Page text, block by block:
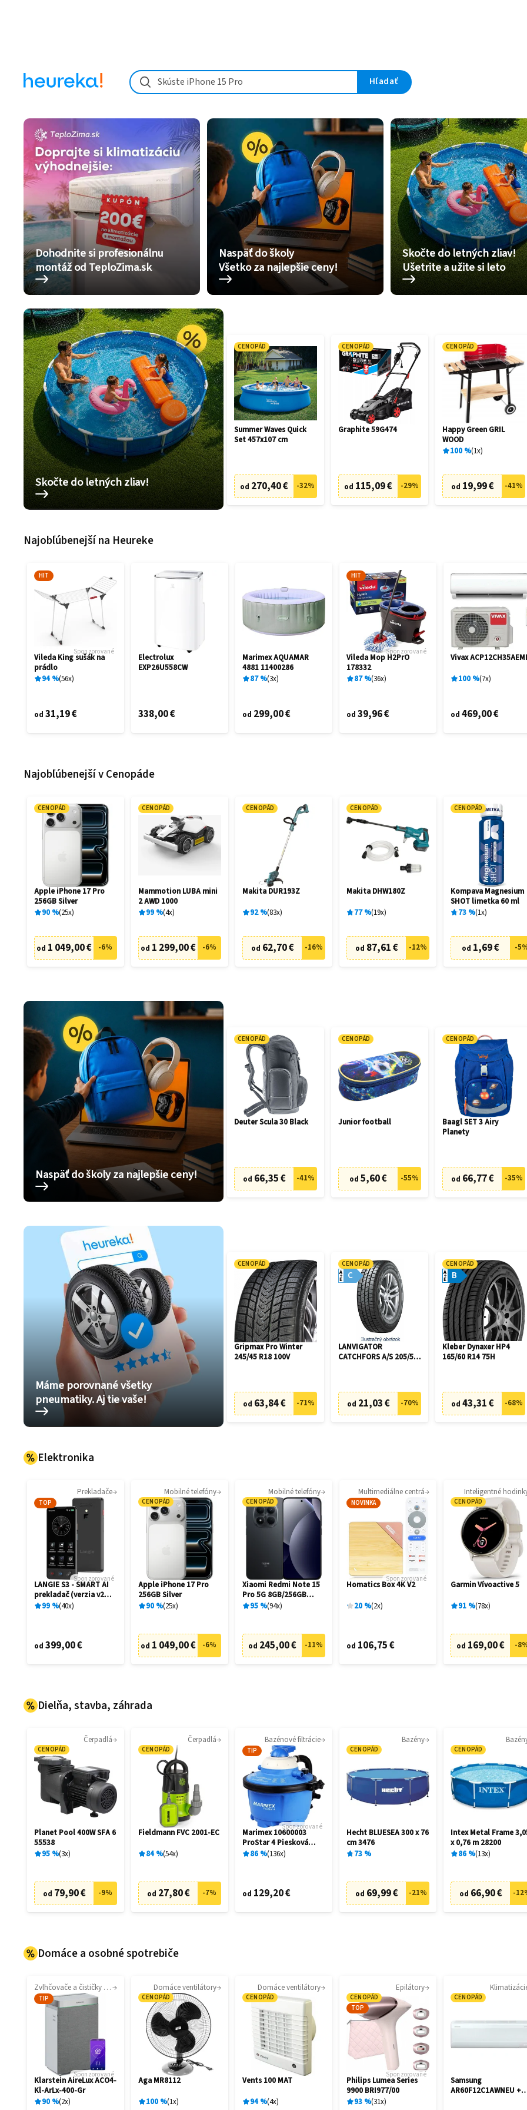
Skúste iPhone 15 Pro Hľadať
Dohodnite si profesionálnu
montáž od TeploZima.sk
Naspäť do školy
Všetko za najlepšie ceny!
Skočte do letných zliav!
Ušetrite a užite si leto
Skočte do letných zliav!
CENOPÁD
Summer Waves Quick
Set 457x107 cm
od 270,40 € -32%
CENOPÁD
Graphite 59G474
od 115,09 € -29%
CENOPÁD
Happy Green GRIL
WOOD
100 % 1x
od 19,99 € -41%
Najobľúbenejší na Heureke
HIT
Sponzorované
Vileda King sušák na
prádlo
94% 56x
od 31,19 €
Electrolux
EXP26U558CW
338,00 €
Marimex AQUAMAR
4881 11400286
87% 3x
od 299,00 €
HIT
Sponzorované
Vileda Mop H2PrO
178332
87% 36x
od 39,96 €
Vivax ACP12CH35AEMI
100 % 7x
od 469,00 €
Najobľúbenejší v Cenopáde
CENOPÁD
Apple iPhone 17 Pro
256GB Silver
90 % 25x
od 1 049,00 € -6%
CENOPÁD
Mammotion LUBA mini
2 AWD 1000
99 % 4x
od 1 299,00 € -6%
CENOPÁD
Makita DUR193Z
92% 83x
od 62,70 € -16%
CENOPÁD
Makita DHW180Z
77% 19x
od 87,61 € -12%
CENOPÁD
Kompava Magnesium
SHOT limetka 60 ml
73 % 1x
od 1,69 € -5
Naspäť do školy za najlepšie ceny!
CENOPÁD
Deuter Scula 30 Black
od 66,35 € -41%
CENOPÁD
Junior football
od 5,60 € -55%
CENOPÁD
Baagl SET 3 Airy
Planety
od 66,77 € -35%
Máme porovnané všetky
pneumatiky. Aj tie vaše!
CENOPÁD
Gripmax Pro Winter
245/45 R18 100V
od 63,84 € -71%
CENOPÁD
C
A
E
LANVIGATOR
CATCHFORS A/S 205/55
od 21,03 € -70%
CENOPÁD
B
A
E
Kleber Dynaxer HP4
165/60 R14 75H
od 43,31 € -68%
Elektronika
Prekladače
TOP
Sponzorované
LANGIE S3 - SMART AI
prekladač (verzia v2
2026)
99 % 40x
od 399,00 €
Mobilné telefóny
CENOPÁD
Apple iPhone 17 Pro
256GB Silver
90 % 25x
od 1 049,00 € -6%
Mobilné telefóny
CENOPÁD
Xiaomi Redmi Note 15
Pro 5G 8GB/256GB
Black
95 % 94x
od 245,00 € -11%
Multimediálne centrá
NOVINKA
Sponzorované
Homatics Box 4K V2
20 % 2x
od 106,75 €
Inteligentné
CENOPÁD
Garmin Vívoactive 5
91 % 78x
od 169,00 € -8
Dielňa, stavba, záhrada
Čerpadlá
CENOPÁD
Planet Pool 400W SFA 6
55538
95 % 3x
od 79,90 € -9%
Čerpadlá
CENOPÁD
Fieldmann FVC 2001-EC
84% 54x
od 27,80 € -7%
Bazénové filtrácie
TIP
Sponzorované
Marimex 10600003
ProStar 4 Piesková
filtrácia
86 % 136x
od 129,20 €
Bazény
CENOPÁD
Hecht BLUESEA 300 x 76
cm 3476
73 %
od 69,99 € -21%
CENOPÁD
Intex Metal Frame
x 0,76 m 28200
86 % 13x
od 66,90 € -12
Domáce a osobné spotrebiče
Zvlhčovače a čističky vzduchu
TIP
Sponzorované
Klarstein AireLux ACO4-
Kl-ArLx-400-Gr
90 % 2x
Domáce ventilátory
CENOPÁD
Aga MR8112
100 % 1x
Domáce ventilátory
CENOPÁD
Vents 100 MAT
94% 4x
Epilátory
CENOPÁD
TOP
Sponzorované
Philips Lumea Series
9900 BRI977/00
93 % 31x
CENOPÁD
Samsung
AR60F12C1AWNEU +